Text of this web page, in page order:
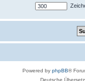
Powered by phpBB®
Deutsche